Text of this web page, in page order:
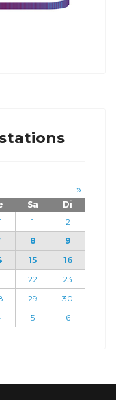
»
Sa
Di
1
2
8
9
15
16
22
23
29
30
5 6